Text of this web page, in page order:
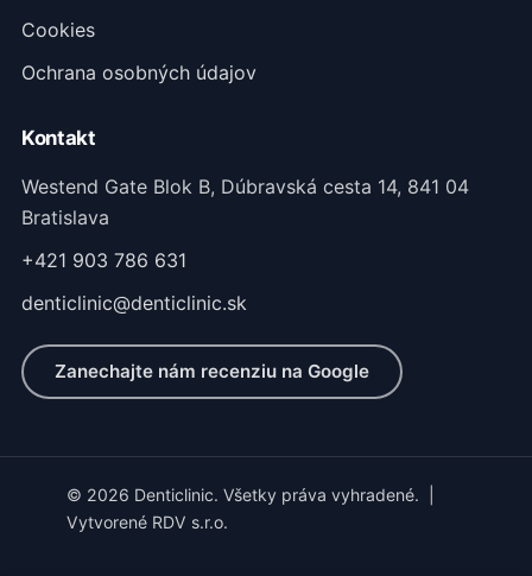
Cookies
Ochrana osobných údajov
Kontakt
Westend Gate Blok B, Dúbravská cesta 14, 841 04
Bratislava
+421 903 786 631
denticlinic@denticlinic.sk
Zanechajte nám recenziu na Google
© 2026 Denticlinic. Všetky práva vyhradené.
Vytvorené RDV s.r.o.